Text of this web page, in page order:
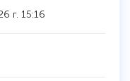
г. 15:16